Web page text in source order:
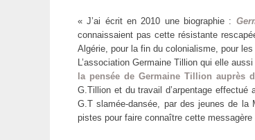
« J’ai écrit en 2010 une biographie :
connaissaient pas cette résistante
Algérie, pour la fin du colonialisme, pour
L’association Germaine Tillion qui elle
la pensée de Germaine Tillion auprès
G.Tillion et du travail d’arpentage
G.T slamée-dansée, par des jeunes de la
pistes pour faire connaître cette